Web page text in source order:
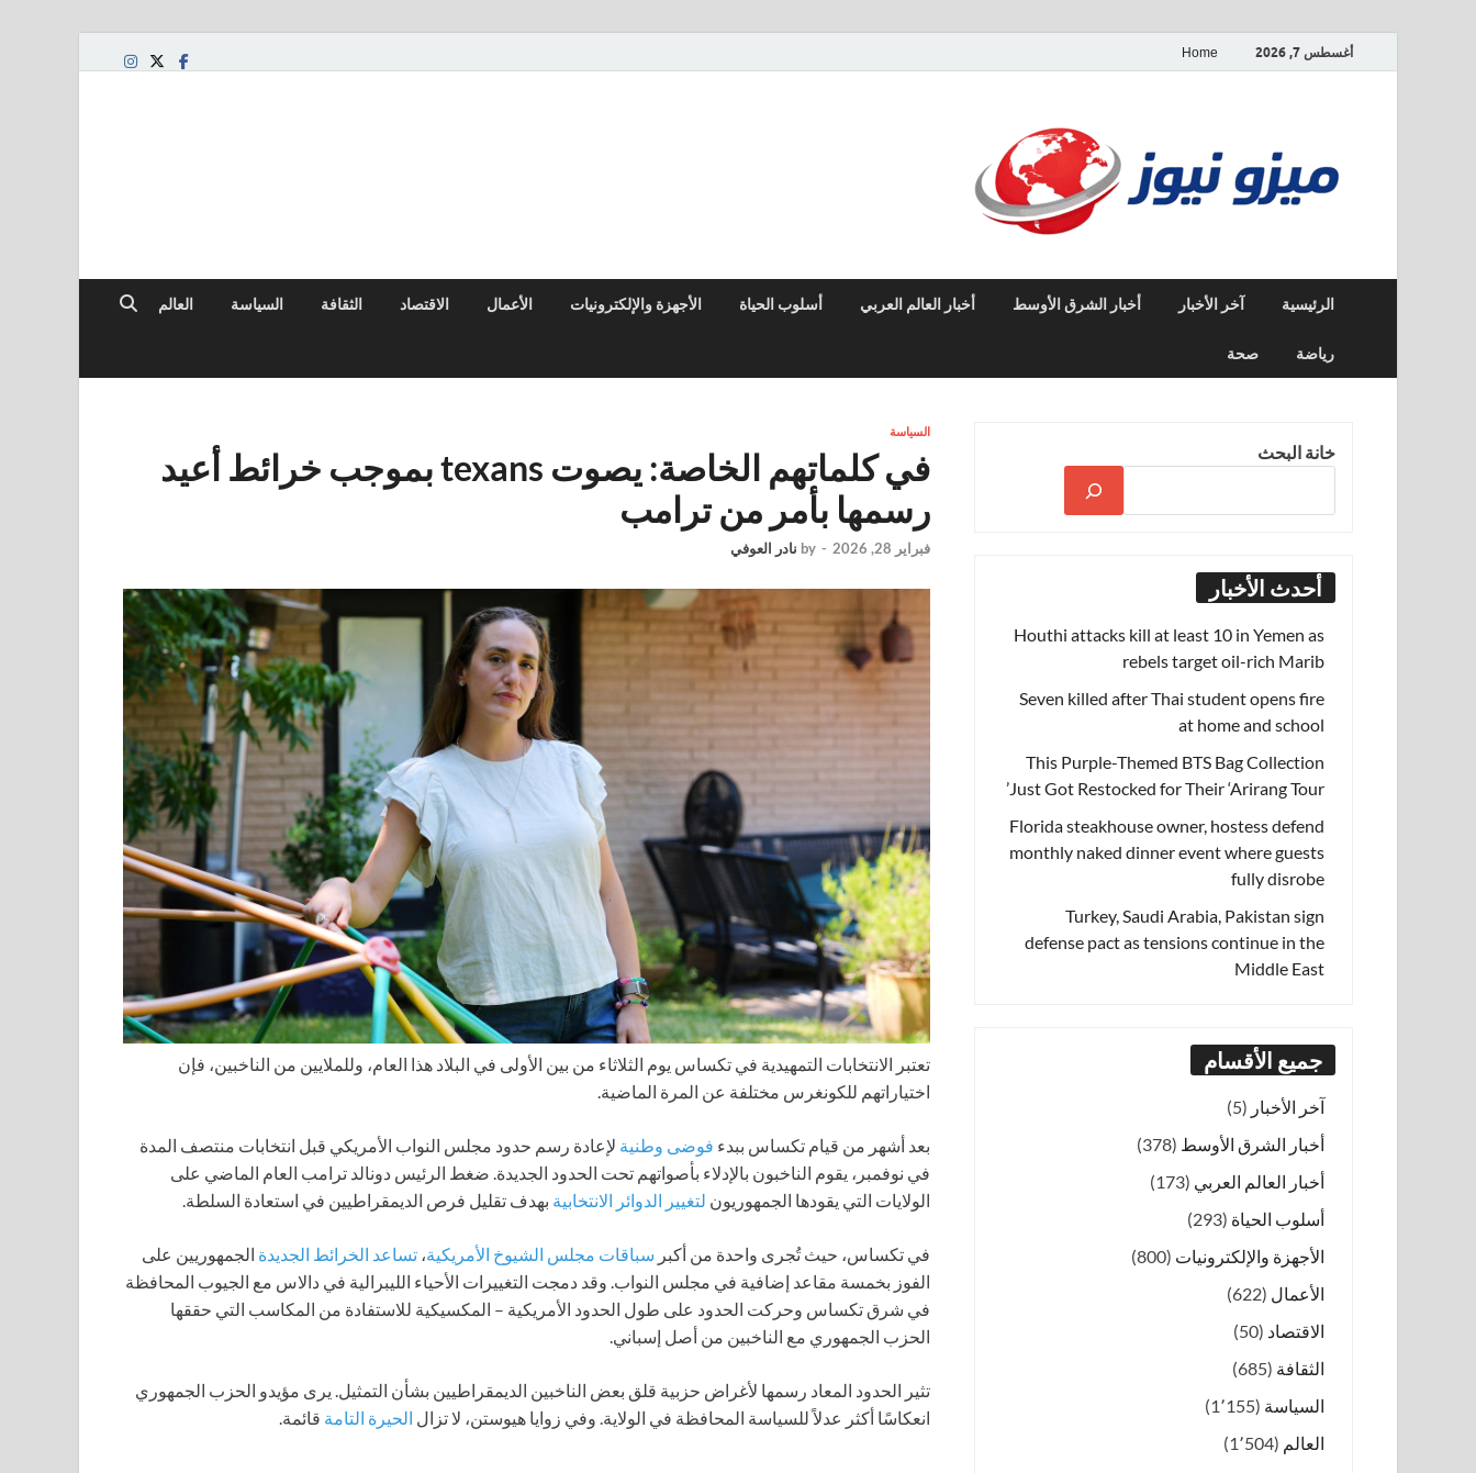
أغسطس 7, 2026 Home
الرئيسية آخر الأخبار أخبار الشرق الأوسط أخبار العالم العربي أسلوب الحياة الأجهزة والإلكترونيات الأعمال الاقتصاد الثقافة السياسة العالم
رياضة صحة
السياسة
في كلماتهم الخاصة: يصوت texans بموجب خرائط أعيد
رسمها بأمر من ترامب
فبراير 28, 2026 -
by نادر العوفي
تعتبر الانتخابات التمهيدية في تكساس يوم الثلاثاء من بين الأولى في البلاد هذا العام، وللملايين من الناخبين، فإن
اختياراتهم للكونغرس مختلفة عن المرة الماضية.
بعد أشهر من قيام تكساس ببدء فوضى وطنية لإعادة رسم حدود مجلس النواب الأمريكي قبل انتخابات منتصف المدة
في نوفمبر، يقوم الناخبون بالإدلاء بأصواتهم تحت الحدود الجديدة. ضغط الرئيس دونالد ترامب العام الماضي على
الولايات التي يقودها الجمهوريون لتغيير الدوائر الانتخابية بهدف تقليل فرص الديمقراطيين في استعادة السلطة.
في تكساس، حيث تُجرى واحدة من أكبر سباقات مجلس الشيوخ الأمريكية، تساعد الخرائط الجديدة الجمهوريين على
الفوز بخمسة مقاعد إضافية في مجلس النواب. وقد دمجت التغييرات الأحياء الليبرالية في دالاس مع الجيوب المحافظة
في شرق تكساس وحركت الحدود على طول الحدود الأمريكية – المكسيكية للاستفادة من المكاسب التي حققها
الحزب الجمهوري مع الناخبين من أصل إسباني.
تثير الحدود المعاد رسمها لأغراض حزبية قلق بعض الناخبين الديمقراطيين بشأن التمثيل. يرى مؤيدو الحزب الجمهوري
انعكاسًا أكثر عدلاً للسياسة المحافظة في الولاية. وفي زوايا هيوستن، لا تزال الحيرة التامة قائمة.
خانة البحث
أحدث الأخبار
Houthi attacks kill at least 10 in Yemen as
rebels target oil-rich Marib
Seven killed after Thai student opens fire
at home and school
This Purple-Themed BTS Bag Collection
Just Got Restocked for Their ‘Arirang Tour’
Florida steakhouse owner, hostess defend
monthly naked dinner event where guests
fully disrobe
Turkey, Saudi Arabia, Pakistan sign
defense pact as tensions continue in the
Middle East
جميع الأقسام
آخر الأخبار (5)
أخبار الشرق الأوسط (378)
أخبار العالم العربي (173)
أسلوب الحياة (293)
الأجهزة والإلكترونيات (800)
الأعمال (622)
الاقتصاد (50)
الثقافة (685)
السياسة (1٬155)
العالم (1٬504)